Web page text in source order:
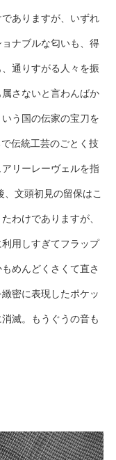
ありますが、いずれ
ナブルな匂いも、得
通りすがる人々を振
さないと言わんばか
う国の伝家の宝刀を
伝統工芸のごとく技
リーレーヴェルを指
文頭初見の留保はこ
わけでありますが、
用しすぎてフラップ
めんどくさくて直さ
密に表現したポケッ
滅。もうぐうの音も